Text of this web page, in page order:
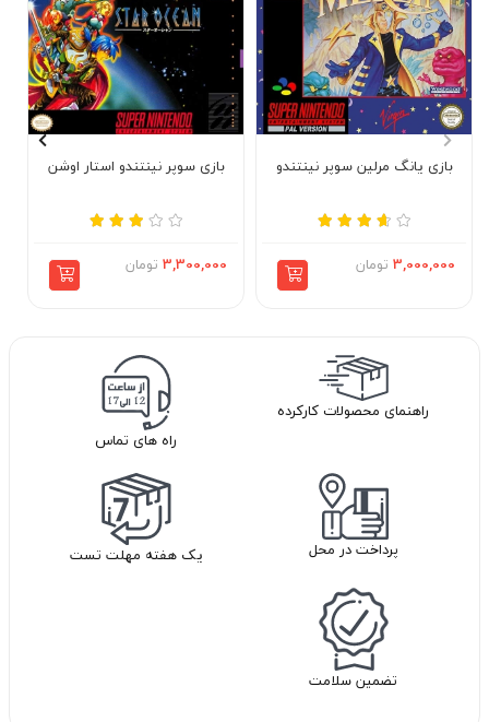
بازی یانگ مرلین سوپر نینتندو
3,000,000 تومان
بازی سوپر نینتندو استار اوشن
3,300,000 تومان
راهنمای محصولات کارکرده
راه های تماس
پرداخت در محل یک هفته مهلت تست
تضمین سلامت